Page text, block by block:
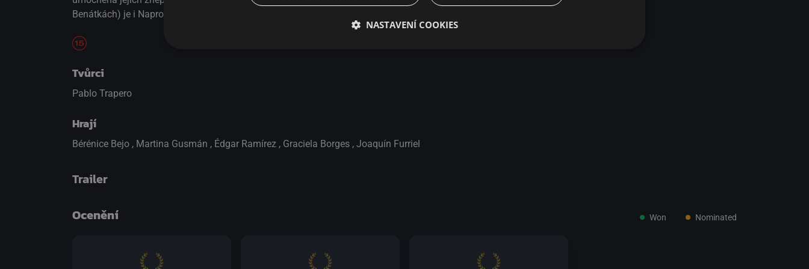
Benátkách) je i Naprostá láska naplněna tragickým pozadím hrůz vojenské politické tyranie, která v zemi desetiletí vládla.
Tvůrci
Pablo Trapero
Hrají
Bérénice Bejo , Martina Gusmán , Édgar Ramírez , Graciela Borges , Joaquín Furriel
Trailer
přepnout na HTML5 přehrávač
Ocenění Won Nominated
NASTAVENÍ COOKIES